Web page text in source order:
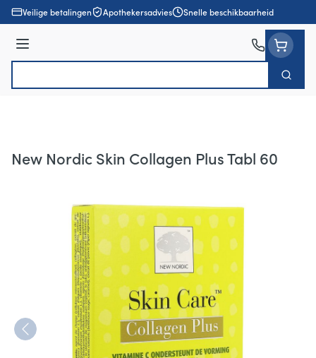
Ga naar de inhoud
Veilige betalingen Apothekersadvies Snelle beschikbaarheid
Menu
Zoek
New Nordic Skin Collagen Plus Tabl 60